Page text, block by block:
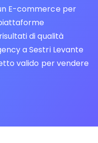
E-commerce per
di qualità
a Sestri Levante
valido per vendere